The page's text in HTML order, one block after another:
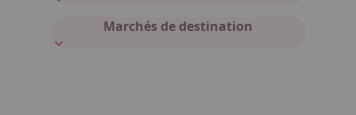
Marchés de destination